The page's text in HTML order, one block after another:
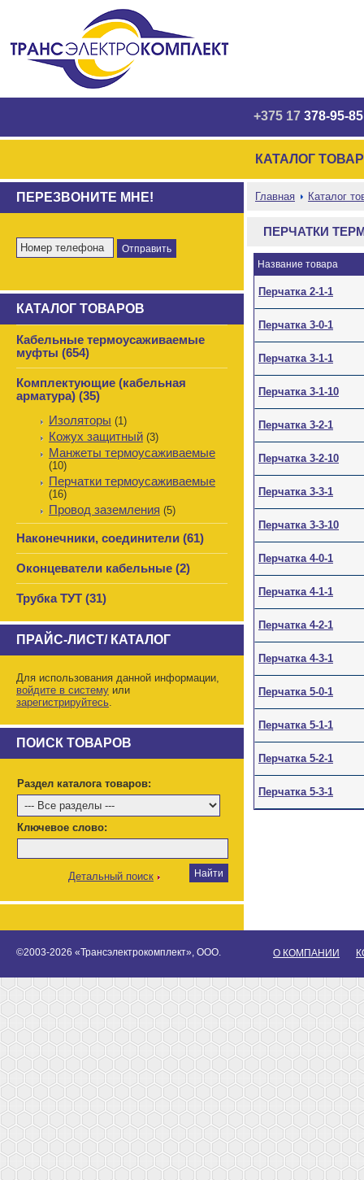
+375 17 378-95-85
КАТАЛОГ
ПЕРЕЗВОНИТЕ МНЕ!
КАТАЛОГ ТОВАРОВ
Кабельные термоусаживаемые
муфты (654)
Комплектующие (кабельная
арматура) (35)
Изоляторы (1)
Кожух защитный (3)
Манжеты термоусаживаемые
(10)
Перчатки термоусаживаемые
(16)
Провод заземления (5)
Наконечники, соединители (61)
Оконцеватели кабельные (2)
Трубка ТУТ (31)
ПРАЙС-ЛИСТ/ КАТАЛОГ
Для использования данной информации,
войдите в систему или
зарегистрируйтесь.
ПОИСК ТОВАРОВ
Раздел каталога товаров:
Ключевое слово:
Детальный поиск
Главная Каталог
ПЕРЧАТКИ
Название товара
Перчатка 2-1-1
Перчатка 3-0-1
Перчатка 3-1-1
Перчатка 3-1-10
Перчатка 3-2-1
Перчатка 3-2-10
Перчатка 3-3-1
Перчатка 3-3-10
Перчатка 4-0-1
Перчатка 4-1-1
Перчатка 4-2-1
Перчатка 4-3-1
Перчатка 5-0-1
Перчатка 5-1-1
Перчатка 5-2-1
Перчатка 5-3-1
©2003-2026 «Трансэлектрокомплект», ООО. О КОМПАНИИ